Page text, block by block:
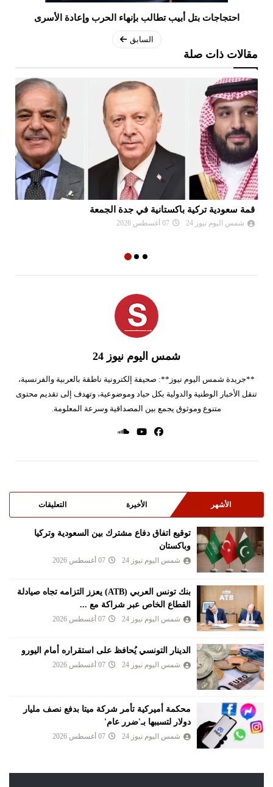
احتجاجات بتل أبيب تطالب بإنهاء الحرب وإعادة الأسرى
السابق
مقالات ذات صلة
قمة سعودية تركية باكستانية في جدة الجمعة
شمس اليوم نيوز 24 07 أغسطس 2026
شمس اليوم نيوز 24
**جريدة شمس اليوم نيوز**: صحيفة إلكترونية ناطقة بالعربية والفرنسية،
تنقل الأخبار الوطنية والدولية بكل حياد وموضوعية، وتهدف إلى تقديم محتوى
متنوع وموثوق يجمع بين المصداقية وسرعة المعلومة.
الأشهر الأخيرة التعليقات
توقيع اتفاق دفاع مشترك بين السعودية وتركيا
وباكستان
شمس اليوم نيوز 24 07 أغسطس 2026
بنك تونس العربي (ATB) يعزز التزامه تجاه صيادلة
القطاع الخاص عبر شراكة مع ...
شمس اليوم نيوز 24 07 أغسطس 2026
الدينار التونسي يُحافظ على استقراره أمام اليورو
شمس اليوم نيوز 24 07 أغسطس 2026
محكمة أميركية تأمر شركة ميتا بدفع نصف مليار
دولار لتسببها بـ'ضرر عام'
شمس اليوم نيوز 24 07 أغسطس 2026